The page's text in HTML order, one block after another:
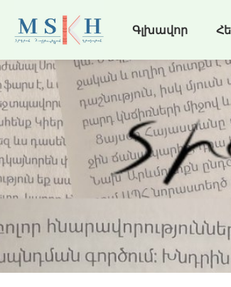
Գլխավոր